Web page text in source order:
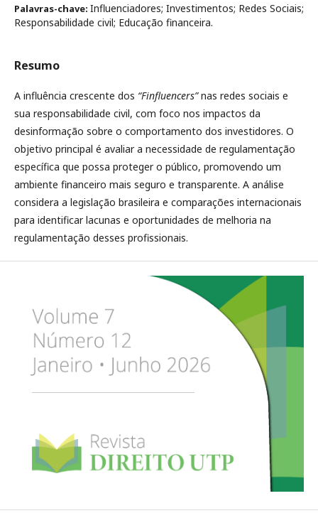
Palavras-chave: Influenciadores; Investimentos; Redes Sociais;
Responsabilidade civil; Educação financeira.
Resumo
A influência crescente dos “Finfluencers”nas redes sociais e
sua responsabilidade civil, com foco nos impactos da
desinformação sobre o comportamento dos investidores. O
objetivo principal é avaliar a necessidade de regulamentação
específica que possa proteger o público, promovendo um
ambiente financeiro mais seguro e transparente. A análise
considera a legislação brasileira e comparações internacionais
para identificar lacunas e oportunidades de melhoria na
regulamentação desses profissionais.